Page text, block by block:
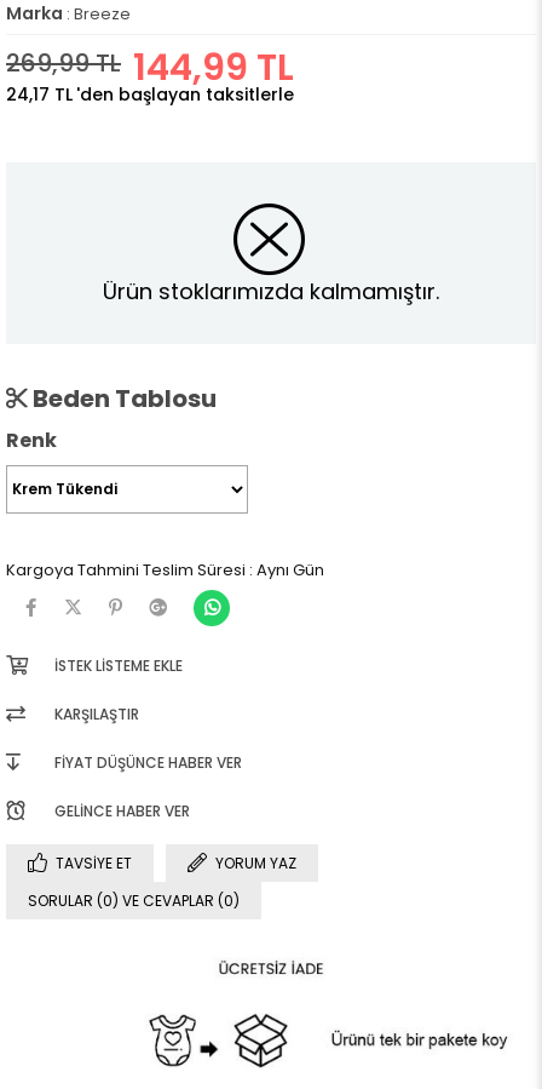
Marka : Breeze
269,99 TL 144,99 TL
24,17 TL 'den başlayan taksitlerle
Ürün stoklarımızda kalmamıştır.
Beden Tablosu
Renk
Kargoya Tahmini Teslim Süresi : Aynı Gün
İSTEK LISTEME EKLE
KARŞILAŞTIR
FIYAT DÜŞÜNCE HABER VER
GELINCE HABER VER
TAVSIYE ET
YORUM YAZ
SORULAR (0) VE CEVAPLAR (0)